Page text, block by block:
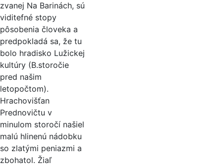
zvanej Na Barinách, sú
viditefné stopy
pôsobenia človeka a
predpokladá sa, že tu
bolo hradisko Lužickej
kultúry (B.storočie
pred našim
letopočtom).
Hrachovišťan
Prednovičtu v
minulom storočí našiel
malú hlinenú nádobku
so zlatými peniazmi a
zbohatol. Žiaľ